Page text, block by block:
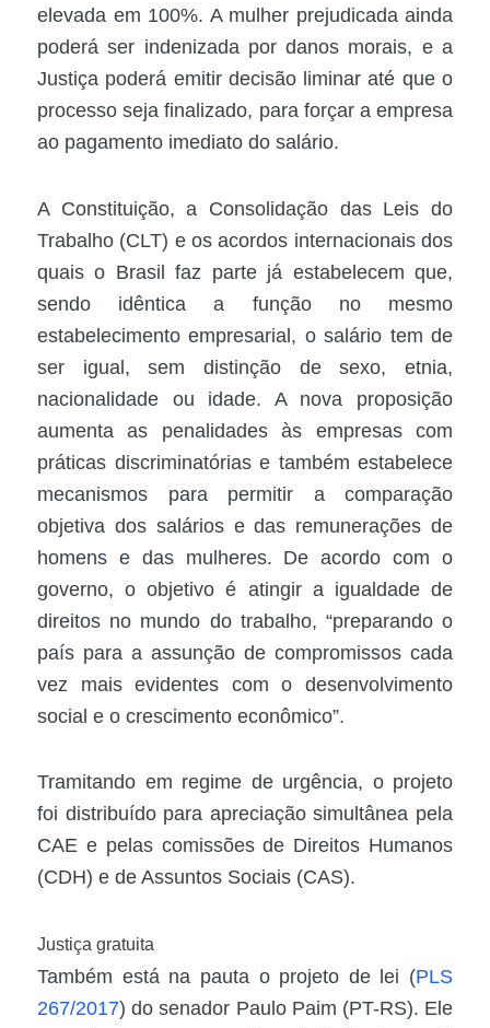
elevada em 100%. A mulher prejudicada ainda
poderá ser indenizada por danos morais, e a
Justiça poderá emitir decisão liminar até que o
processo seja finalizado, para forçar a empresa
ao pagamento imediato do salário.
A Constituição, a Consolidação das Leis do
Trabalho (CLT) e os acordos internacionais dos
quais o Brasil faz parte já estabelecem que,
sendo idêntica a função no mesmo
estabelecimento empresarial, o salário tem de
ser igual, sem distinção de sexo, etnia,
nacionalidade ou idade. A nova proposição
aumenta as penalidades às empresas com
práticas discriminatórias e também estabelece
mecanismos para permitir a comparação
objetiva dos salários e das remunerações de
homens e das mulheres. De acordo com o
governo, o objetivo é atingir a igualdade de
direitos no mundo do trabalho, “preparando o
país para a assunção de compromissos cada
vez mais evidentes com o desenvolvimento
social e o crescimento econômico”.
Tramitando em regime de urgência, o projeto
foi distribuído para apreciação simultânea pela
CAE e pelas comissões de Direitos Humanos
(CDH) e de Assuntos Sociais (CAS).
Justiça gratuita
Também está na pauta o projeto de lei (PLS
267/2017) do senador Paulo Paim (PT-RS). Ele